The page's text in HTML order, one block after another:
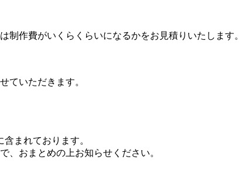
制作費がいくらくらいになるかをお見積りいたします。
ていただきます。
含まれております。
、おまとめの上お知らせください。